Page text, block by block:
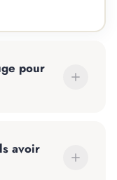
pour
avoir